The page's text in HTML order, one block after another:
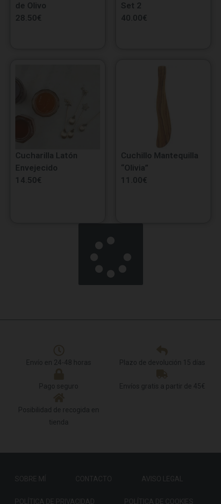
de Olivo
28.50€
Set 2
40.00€
Cucharilla Latón
Envejecido
14.50€
Cuchillo Mantequilla
“Olivia”
11.00€
Envío en 24-48 horas Plazo de devolución 15 días
Pago seguro Envíos gratis a partir de 45€
Posibilidad de recogida en
tienda
SOBRE MÍ CONTACTO AVISO LEGAL
POLÍTICA DE PRIVACIDAD POLÍTICA DE COOKIES